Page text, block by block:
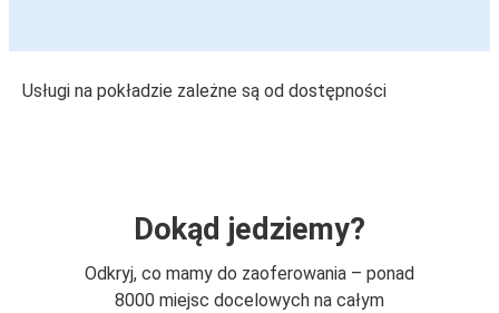
Usługi na pokładzie zależne są od dostępności
Dokąd jedziemy?
Odkryj, co mamy do zaoferowania – ponad
8000 miejsc docelowych na całym